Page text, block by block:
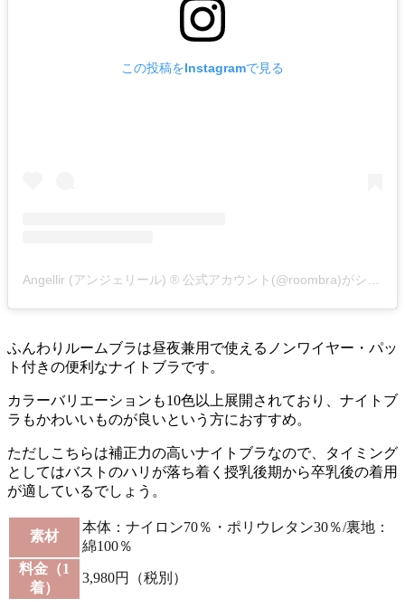
この投稿をInstagramで見る
ふんわりルームブラは昼夜兼用で使えるノンワイヤー・パッ
ト付きの便利なナイトブラです。
カラーバリエーションも10色以上展開されており、ナイトブ
ラもかわいいものが良いという方におすすめ。
ただしこちらは補正力の高いナイトブラなので、タイミング
としてはバストのハリが落ち着く授乳後期から卒乳後の着用
が適しているでしょう。
素材
本体：ナイロン70％・ポリウレタン30％/裏地：
綿100％
料金（1
着）
3,980円（税別）